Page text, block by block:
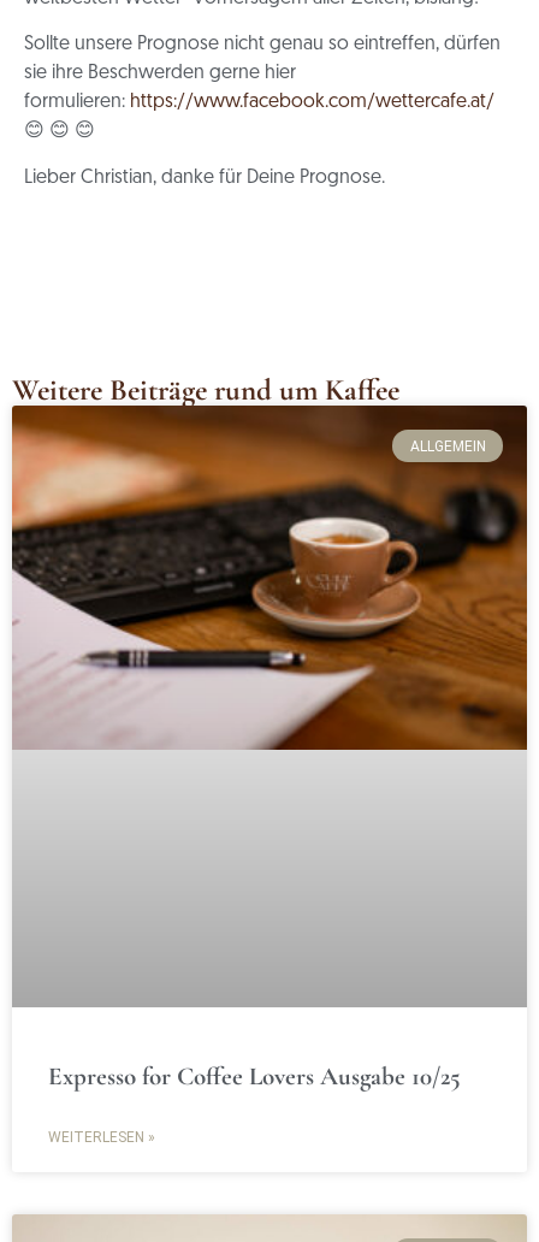
Sollte unsere Prognose nicht genau so eintreffen, dürfen
sie ihre Beschwerden gerne hier
formulieren: https://www.facebook.com/wettercafe.at/
😊 😊 😊
Lieber Christian, danke für Deine Prognose.
Weitere Beiträge rund um Kaffee
ALLGEMEIN
Expresso for Coffee Lovers Ausgabe 10/25
WEITERLESEN »